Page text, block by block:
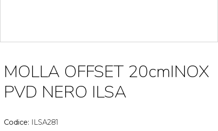
MOLLA OFFSET 20cmINOX
PVD NERO ILSA
Codice: ILSA281